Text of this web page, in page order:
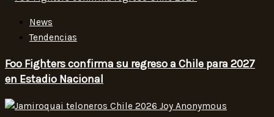
News
Tendencias
Foo Fighters confirma su regreso a Chile para 2027
en Estadio Nacional